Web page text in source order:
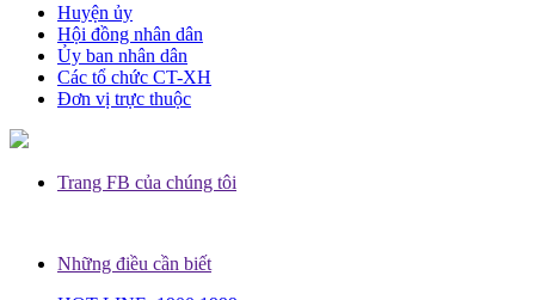
Huyện ủy
Hội đồng nhân dân
Ủy ban nhân dân
Các tổ chức CT-XH
Đơn vị trực thuộc
Trang FB của chúng tôi
Những điều cần biết